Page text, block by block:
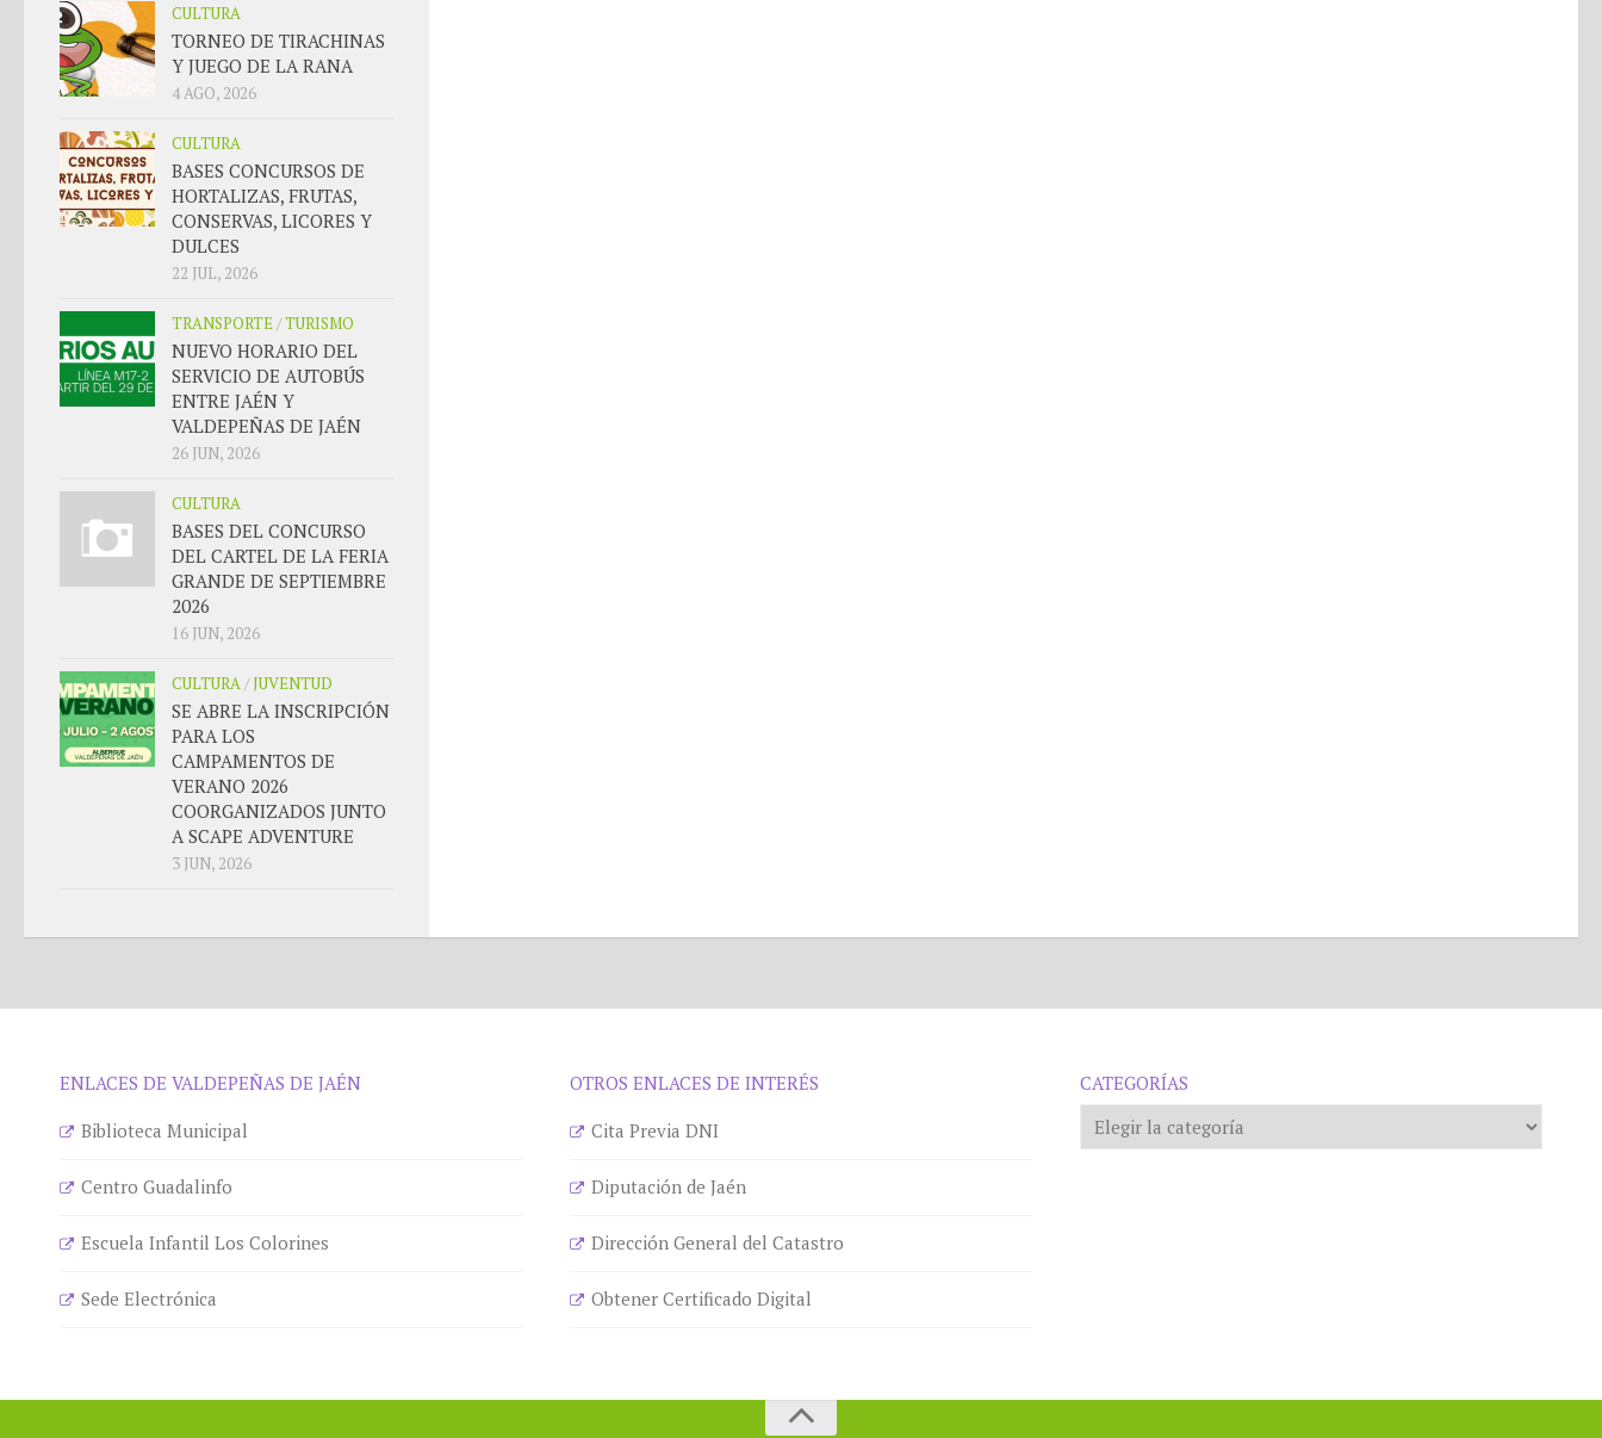
CULTURA
TORNEO DE TIRACHINAS
Y JUEGO DE LA RANA
4 AGO, 2026
CULTURA
BASES CONCURSOS DE
HORTALIZAS, FRUTAS,
CONSERVAS, LICORES Y
DULCES
22 JUL, 2026
TRANSPORTE/TURISMO
NUEVO HORARIO DEL
SERVICIO DE AUTOBÚS
ENTRE JAÉN Y
VALDEPEÑAS DE JAÉN
26 JUN, 2026
CULTURA
BASES DEL CONCURSO
DEL CARTEL DE LA FERIA
GRANDE DE SEPTIEMBRE
2026
16 JUN, 2026
CULTURA/JUVENTUD
SE ABRE LA INSCRIPCIÓN
PARA LOS
CAMPAMENTOS DE
VERANO 2026
COORGANIZADOS JUNTO
A SCAPE ADVENTURE
3 JUN, 2026
ENLACES DE VALDEPEÑAS DE JAÉN
Biblioteca Municipal
Centro Guadalinfo
Escuela Infantil Los Colorines
Sede Electrónica
OTROS ENLACES DE INTERÉS
Cita Previa DNI
Diputación de Jaén
Dirección General del Catastro
Obtener Certificado Digital
CATEGORÍAS
Categorías